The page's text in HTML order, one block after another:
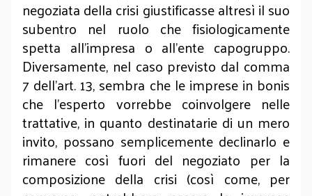
negoziata della crisi giustificasse altresì il suo
subentro nel ruolo che fisiologicamente
spetta all’impresa o all’ente capogruppo.
Diversamente, nel caso previsto dal comma
7 dell’art. 13, sembra che le imprese in bonis
che l’esperto vorrebbe coinvolgere nelle
trattative, in quanto destinatarie di un mero
invito, possano semplicemente declinarlo e
rimanere così fuori del negoziato per la
composizione della crisi (così come, per